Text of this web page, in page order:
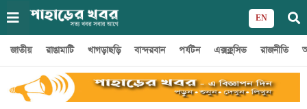
EN
জাতীয় রাঙামাটি খাগড়াছড়ি বান্দরবান পর্যটন এক্সক্লুসিভ রাজনীতি